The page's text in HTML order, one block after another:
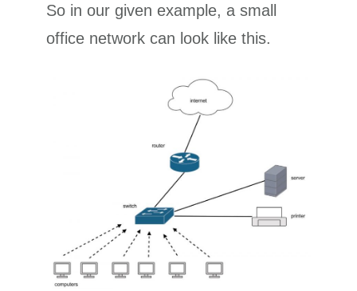
So in our given example, a small
office network can look like this.